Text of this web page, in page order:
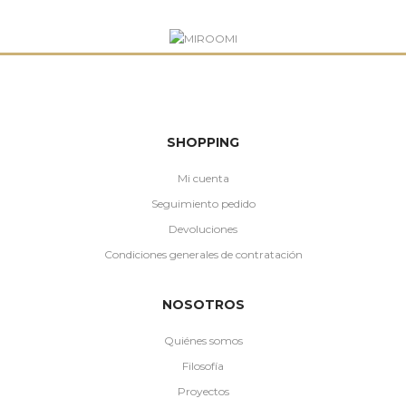
SHOPPING
Mi cuenta
Seguimiento pedido
Devoluciones
Condiciones generales de contratación
NOSOTROS
Quiénes somos
Filosofía
Proyectos